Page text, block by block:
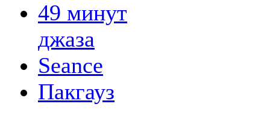
49 минут
джаза
Seance
Пакгауз